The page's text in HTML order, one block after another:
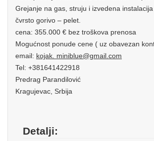
Grejanje na gas, struju i izvedena
čvrsto gorivo – pelet.
cena: 355.000 € bez troškova prenosa
Mogućnost ponude cene ( uz obavezan
email: kojak. miniblue@gmail.com
Tel: +381641422918
Predrag Parandilović
Kragujevac, Srbija
Detalji: